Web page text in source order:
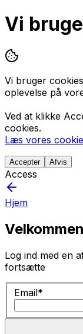
Vi
Vi bruger
oplevelse på
Ved at klikke
cookies.
Læs vores
Accepter Afvis
Access
Hjem
Log ind med en
fortsætte
Email*